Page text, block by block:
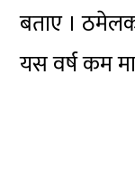
बताए ।
यस वर्ष कम